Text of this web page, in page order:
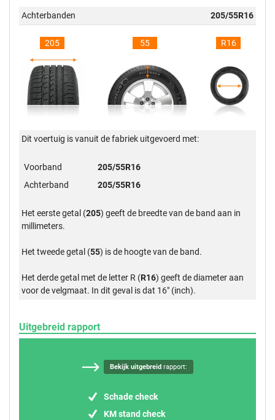
Achterbanden 205/55R16
205 55 R16
Dit voertuig is vanuit de fabriek uitgevoerd met:
Voorband
205/55R16
Achterband
205/55R16
Het eerste getal (205) geeft de breedte van de band aan in
millimeters.
Het tweede getal (55) is de hoogte van de band.
Het derde getal met de letter R (R16) geeft de diameter aan
voor de velgmaat. In dit geval is dat 16" (inch).
Uitgebreid rapport
Bekijk uitgebreid rapport:
Schade check
KM stand check